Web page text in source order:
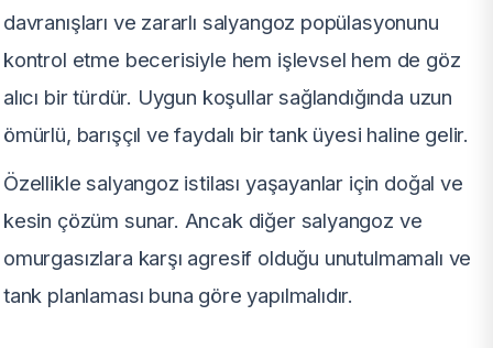
davranışları ve zararlı salyangoz popülasyonunu
kontrol etme becerisiyle hem işlevsel hem de göz
alıcı bir türdür. Uygun koşullar sağlandığında uzun
ömürlü, barışçıl ve faydalı bir tank üyesi haline gelir.
Özellikle salyangoz istilası yaşayanlar için doğal ve
kesin çözüm sunar. Ancak diğer salyangoz ve
omurgasızlara karşı agresif olduğu unutulmamalı ve
tank planlaması buna göre yapılmalıdır.